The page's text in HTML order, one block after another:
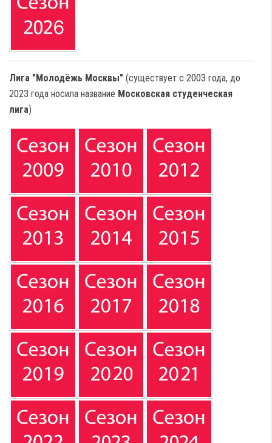
Лига "Молодёжь Москвы" (существует с 2003 года, до
2023 года носила название Московская студенческая
лига)
МОСКОВСКОЙ
СТУДЕНЧЕСКИХ
КОМАНД
КОЛЛЕДЖЕЙ